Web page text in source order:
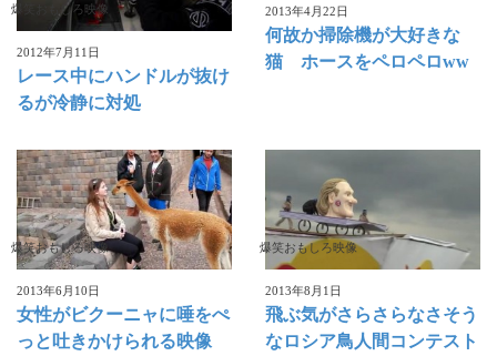
爆笑おもしろ映像
2012年7月11日
レース中にハンドルが抜け
るが冷静に対処
2013年4月22日
何故か掃除機が大好きな
猫 ホースをペロペロww
爆笑おもしろ映像
2013年6月10日
女性がビクーニャに唾をぺ
っと吐きかけられる映像
爆笑おもしろ映像
2013年8月1日
飛ぶ気がさらさらなさそう
なロシア鳥人間コンテスト